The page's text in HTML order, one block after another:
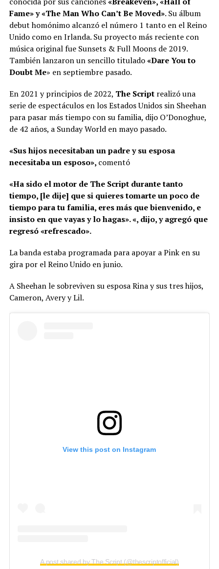
Fame» y «The Man Who Can’t Be Moved». Su álbum
debut homónimo alcanzó el número 1 tanto en el Reino
Unido como en Irlanda. Su proyecto más reciente con
música original fue Sunsets & Full Moons de 2019.
También lanzaron un sencillo titulado«Dare You to
Doubt Me» en septiembre pasado.
En 2021 y principios de 2022, The Scriptrealizó una
serie de espectáculos en los Estados Unidos sin Sheehan
para pasar más tiempo con su familia, dijo O’Donoghue,
de 42 años, a Sunday World en mayo pasado.
«Sus hijos necesitaban un padre y su esposa
necesitaba un esposo», comentó
«Ha sido el motor de The Script durante tanto
tiempo, [le dije] que si quieres tomarte un poco de
tiempo para tu familia, eres más que bienvenido, e
insisto en que vayas y lo hagas». «, dijo, y agregó que
regresó «refrescado».
La banda estaba programada para apoyar a Pink en su
gira por el Reino Unido en junio.
A Sheehan le sobreviven su esposa Rina y sus tres hijos,
Cameron, Avery y Lil.
View this post on Instagram
A post shared by The Script (@thescriptofficial)